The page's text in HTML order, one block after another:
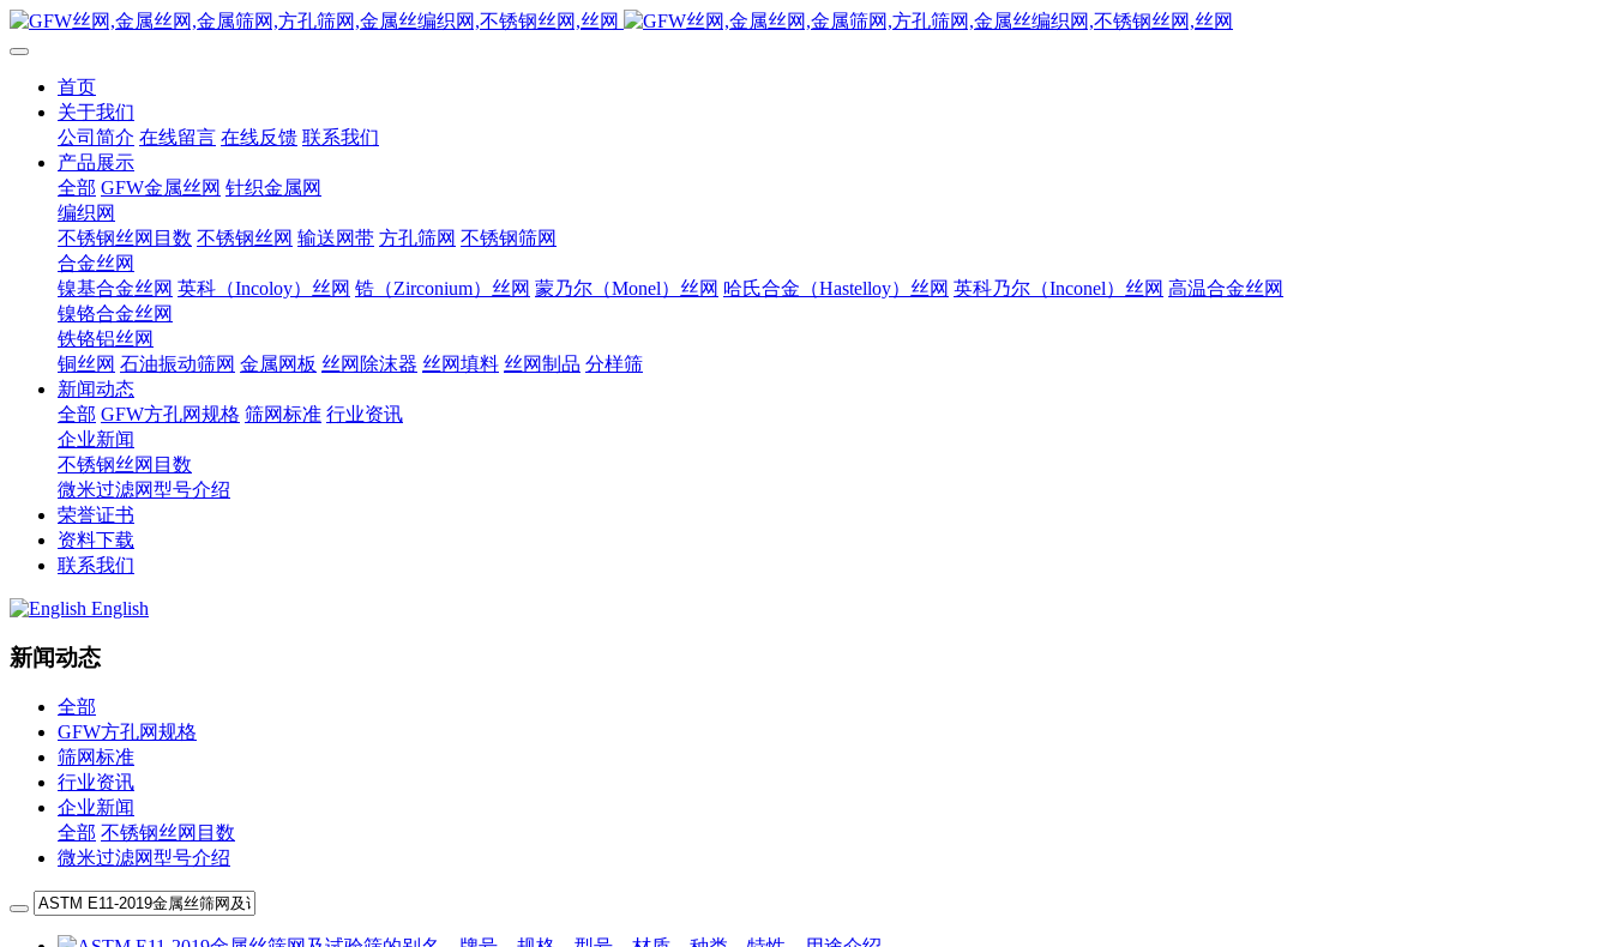
首页
关于我们
公司简介 在线留言 在线反馈 联系我们
产品展示
全部 GFW金属丝网 针织金属网
编织网
不锈钢丝网目数 不锈钢丝网 输送网带 方孔筛网 不锈钢筛网
合金丝网
镍基合金丝网 英科（Incoloy）丝网 锆（Zirconium）丝网 蒙乃尔（Monel）丝网 哈氏合金（Hastelloy）丝网 英科乃尔（Inconel）丝网 高温合金丝网
镍铬合金丝网
铁铬铝丝网
铜丝网 石油振动筛网 金属网板 丝网除沫器 丝网填料 丝网制品 分样筛
新闻动态
全部 GFW方孔网规格 筛网标准 行业资讯
企业新闻
不锈钢丝网目数
微米过滤网型号介绍
荣誉证书
资料下载
联系我们
English
新闻动态
全部
GFW方孔网规格
筛网标准
行业资讯
企业新闻
全部 不锈钢丝网目数
微米过滤网型号介绍